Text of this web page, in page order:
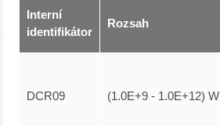
Interní
identifikátor
Rozsah
DCR09 (1.0E+9 - 1.0E+12) W